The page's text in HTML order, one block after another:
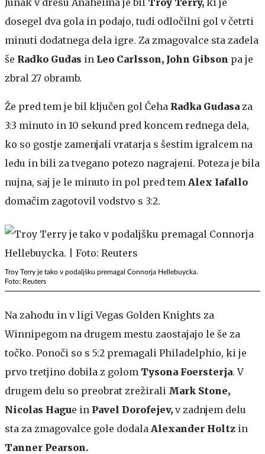
dosegel dva gola in podajo, tudi odločilni gol v četrti
minuti dodatnega dela igre. Za zmagovalce sta zadela
še Radko Gudas in Leo Carlsson, John Gibson pa je
zbral 27 obramb.
Že pred tem je bil ključen gol Čeha Radka Gudasa za
3:3 minuto in 10 sekund pred koncem rednega dela,
ko so gostje zamenjali vratarja s šestim igralcem na
ledu in bili za tvegano potezo nagrajeni. Poteza je bila
nujna, saj je le minuto in pol pred tem Alex Iafallo
domačim zagotovil vodstvo s 3:2.
Troy Terry je tako v podaljšku premagal Connorja Hellebuycka.
Foto: Reuters
Na zahodu in v ligi Vegas Golden Knights za
Winnipegom na drugem mestu zaostajajo le še za
točko. Ponoči so s 5:2 premagali Philadelphio, ki je
prvo tretjino dobila z golom Tysona Foersterja. V
drugem delu so preobrat zrežirali Mark Stone,
Nicolas Hague in Pavel Dorofejev, v zadnjem delu
sta za zmagovalce gole dodala Alexander Holtz in
Tanner Pearson.